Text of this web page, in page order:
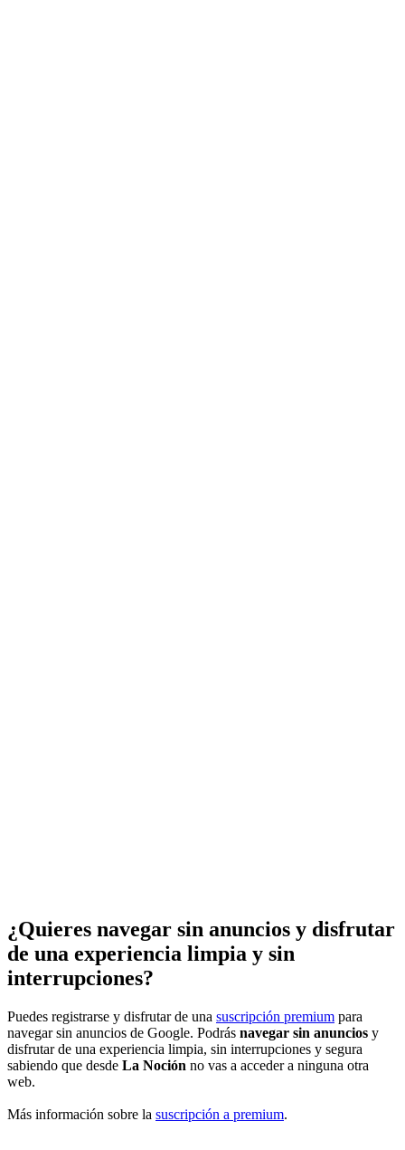
¿Quieres navegar sin anuncios y disfrutar
de una experiencia limpia y sin
interrupciones?
Puedes registrarse y disfrutar de una suscripción premium para
navegar sin anuncios de Google. Podrás navegar sin anuncios y
disfrutar de una experiencia limpia, sin interrupciones y segura
sabiendo que desde La Noción no vas a acceder a ninguna otra
web.
Más información sobre la suscripción a premium.